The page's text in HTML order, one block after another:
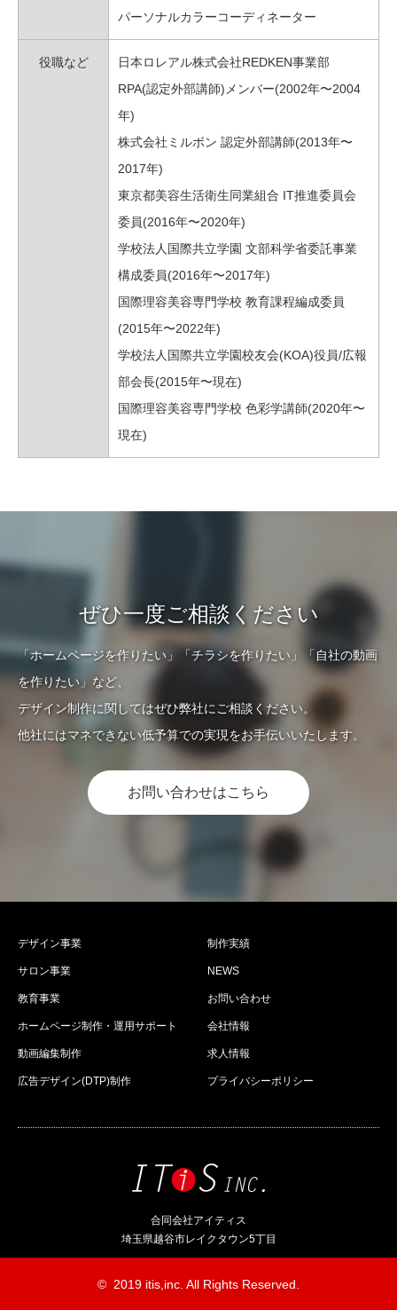
パーソナルカラーコーディネーター
役職など
日本ロレアル株式会社REDKEN事業部
RPA(認定外部講師)メンバー(2002年〜2004
年)
株式会社ミルボン 認定外部講師(2013年〜
2017年)
東京都美容生活衛生同業組合 IT推進委員会
委員(2016年〜2020年)
学校法人国際共立学園 文部科学省委託事業
構成委員(2016年〜2017年)
国際理容美容専門学校 教育課程編成委員
(2015年〜2022年)
学校法人国際共立学園校友会(KOA)役員/広報
部会長(2015年〜現在)
国際理容美容専門学校 色彩学講師(2020年〜
現在)
ぜひ一度ご相談ください
「ホームページを作りたい」「チラシを作りたい」「自社の動画
を作りたい」など、
デザイン制作に関してはぜひ弊社にご相談ください。
他社にはマネできない低予算での実現をお手伝いいたします。
お問い合わせはこちら
デザイン事業
サロン事業
教育事業
ホームページ制作・運用サポート
動画編集制作
広告デザイン(DTP)制作
制作実績
NEWS
お問い合わせ
会社情報
求人情報
プライバシーポリシー
合同会社アイティス
埼玉県越谷市レイクタウン5丁目
© 2019 itis,inc. All Rights Reserved.